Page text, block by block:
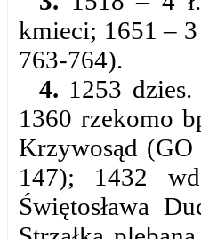
kmieci; 1651 –
763-764).
4. 1253
1360 rzekomo
Krzywosąd
147); 1432
Świętosława